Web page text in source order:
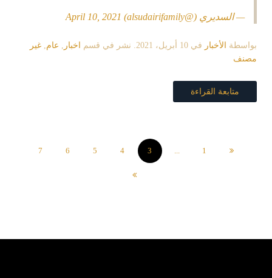
— السديري (@alsudairifamily) April 10, 2021
بواسطة الأخبار في 10 أبريل، 2021 . نشر في قسم اخبار , عام, غير
مصنف
متابعة القراءة
1
...
3
4
5
6
7